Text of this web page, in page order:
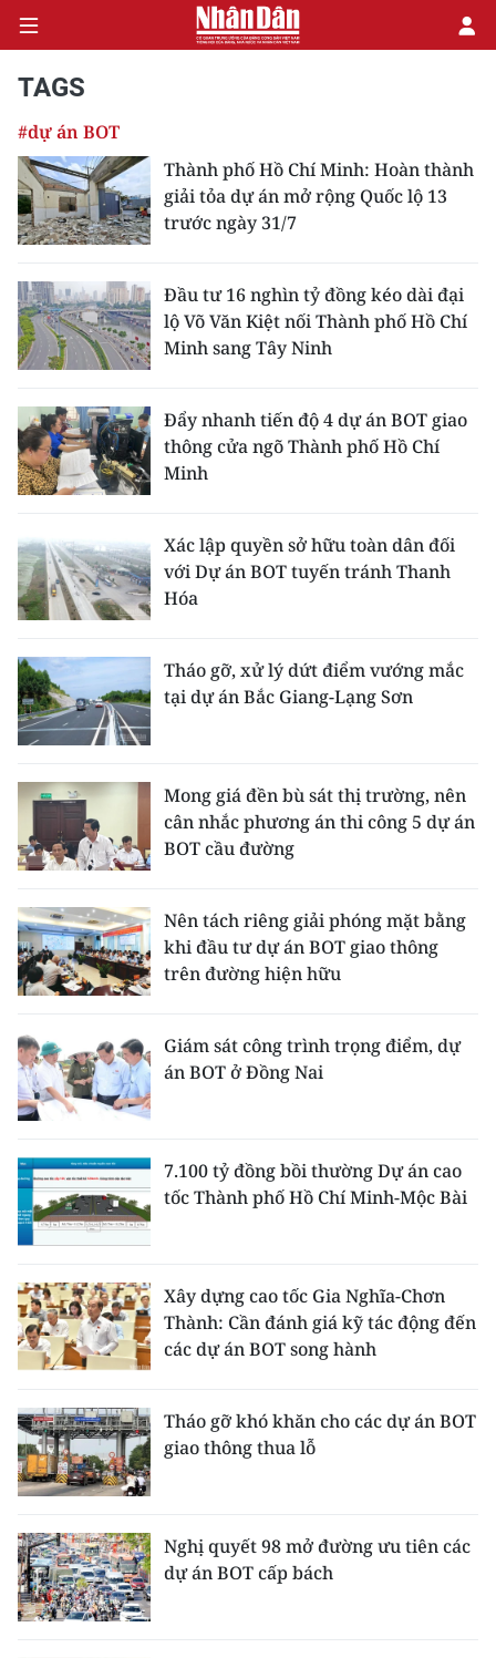
CHÍNH TRỊ
KINH TẾ
XÃ HỘI
PHÁP LUẬT
DU LỊCH
THẾ GIỚI
GIÁO DỤC
KHOA HỌC - CÔNG NGHỆ
MÔI TRƯỜNG
BẠN ĐỌC
KIỂM CHỨNG THÔNG TIN
54 DÂN TỘC VIỆT NAM
CHƯƠNG TRÌNH OCOP - MỖI XÃ
MỘT SẢN PHẨM
RADIO
MEDIA CENTER
E-Magazine
Video
Media Chính trị
Media Kinh tế
Media Xã hội
Media Pháp luật
Media Du lịch
Media Thế giới
TAGS
#dự án BOT
Thành phố Hồ Chí Minh: Hoàn thành
giải tỏa dự án mở rộng Quốc lộ 13
trước ngày 31/7
Đầu tư 16 nghìn tỷ đồng kéo dài đại
lộ Võ Văn Kiệt nối Thành phố Hồ Chí
Minh sang Tây Ninh
Đẩy nhanh tiến độ 4 dự án BOT giao
thông cửa ngõ Thành phố Hồ Chí
Minh
Xác lập quyền sở hữu toàn dân đối
với Dự án BOT tuyến tránh Thanh
Hóa
Tháo gỡ, xử lý dứt điểm vướng mắc
tại dự án Bắc Giang-Lạng Sơn
Mong giá đền bù sát thị trường, nên
cân nhắc phương án thi công 5 dự án
BOT cầu đường
Nên tách riêng giải phóng mặt bằng
khi đầu tư dự án BOT giao thông
trên đường hiện hữu
Giám sát công trình trọng điểm, dự
án BOT ở Đồng Nai
7.100 tỷ đồng bồi thường Dự án cao
tốc Thành phố Hồ Chí Minh-Mộc Bài
Xây dựng cao tốc Gia Nghĩa-Chơn
Thành: Cần đánh giá kỹ tác động đến
các dự án BOT song hành
Tháo gỡ khó khăn cho các dự án BOT
giao thông thua lỗ
Nghị quyết 98 mở đường ưu tiên các
dự án BOT cấp bách